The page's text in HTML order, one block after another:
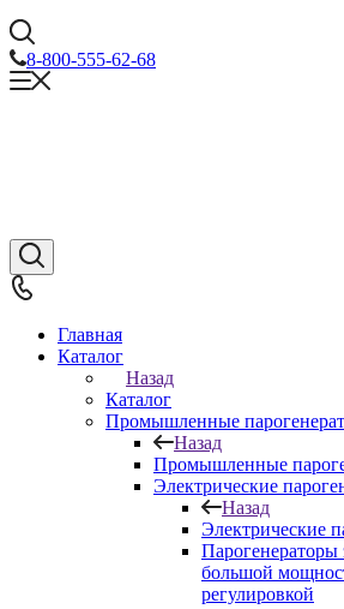
8-800-555-62-68
Главная
Каталог
Назад
Каталог
Промышленные
Назад
Промышленные
Электрические
Назад
Электрические
Парогенераторы
большой
регулировкой